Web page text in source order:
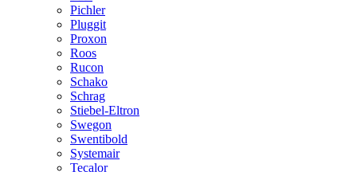
Pichler
Pluggit
Proxon
Roos
Rucon
Schako
Schrag
Stiebel-Eltron
Swegon
Swentibold
Systemair
Tecalor